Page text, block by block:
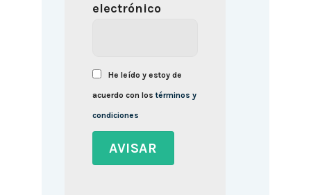
electrónico
He leído y estoy de
acuerdo con lostérminos y
condiciones